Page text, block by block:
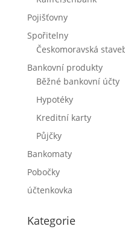
Pojišťovny
Spořitelny
Českomoravská
Bankovní produkty
Běžné bankovní účty
Hypotéky
Kreditní karty
Půjčky
Bankomaty
Pobočky
účtenkovka
Kategorie